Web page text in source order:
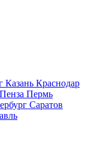
Казань Краснодар
Пенза Пермь
Саратов